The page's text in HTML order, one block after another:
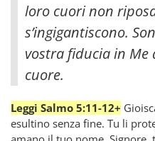
loro cuori non
s’ingigantiscono.
vostra fiducia in
cuore.
Leggi Salmo 5:11-12+
esultino senza fine. Tu li